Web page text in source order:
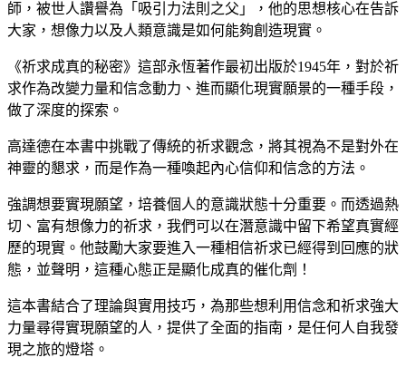
師，被世人讚譽為「吸引力法則之父」，他的思想核心在告訴
大家，想像力以及人類意識是如何能夠創造現實。
《祈求成真的秘密》這部永恆著作最初出版於1945年，對於祈
求作為改變力量和信念動力、進而顯化現實願景的一種手段，
做了深度的探索。
高達德在本書中挑戰了傳統的祈求觀念，將其視為不是對外在
神靈的懇求，而是作為一種喚起內心信仰和信念的方法。
強調想要實現願望，培養個人的意識狀態十分重要。而透過熱
切、富有想像力的祈求，我們可以在潛意識中留下希望真實經
歷的現實。他鼓勵大家要進入一種相信祈求已經得到回應的狀
態，並聲明，這種心態正是顯化成真的催化劑！
這本書結合了理論與實用技巧，為那些想利用信念和祈求強大
力量尋得實現願望的人，提供了全面的指南，是任何人自我發
現之旅的燈塔。